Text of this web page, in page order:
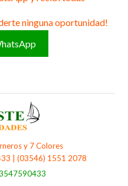
ninguna oportunidad!
y 7 Colores
| (03546) 1551 2078